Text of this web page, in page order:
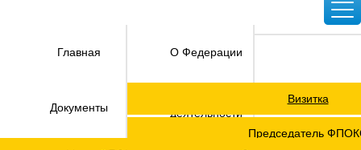
Главная О Федерации
Визитка
Председатель
Документы
деятельности